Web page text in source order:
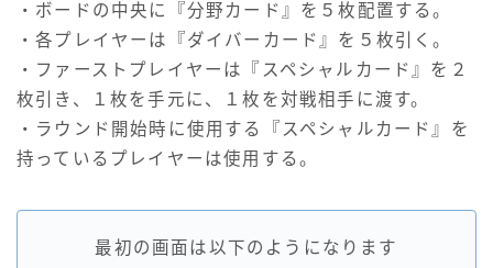
・ボードの中央に『分野カード』を５枚配置する。
・各プレイヤーは『ダイバーカード』を５枚引く。
・ファーストプレイヤーは『スペシャルカード』を２
枚引き、１枚を手元に、１枚を対戦相手に渡す。
・ラウンド開始時に使用する『スペシャルカード』を
持っているプレイヤーは使用する。
最初の画面は以下のようになります